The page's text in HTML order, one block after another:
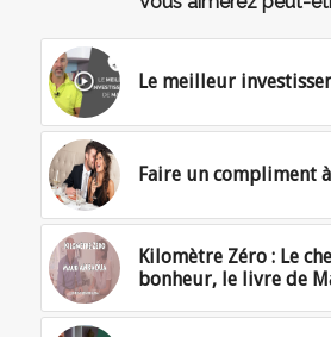
Le meilleur
Faire un compliment
Kilomètre Zéro : Le
bonheur, le livre de